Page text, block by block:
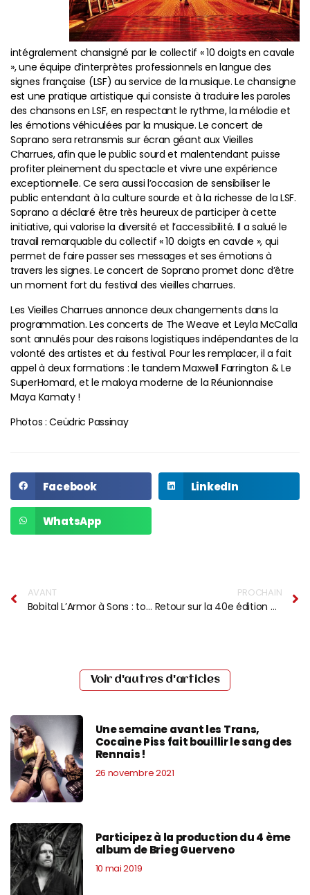
intégralement chansigné par le collectif « 10 doigts en cavale
», une équipe d’interprètes professionnels en langue des
signes française (LSF) au service de la musique. Le chansigne
est une pratique artistique qui consiste à traduire les paroles
des chansons en LSF, en respectant le rythme, la mélodie et
les émotions véhiculées par la musique. Le concert de
Soprano sera retransmis sur écran géant aux Vieilles
Charrues, afin que le public sourd et malentendant puisse
profiter pleinement du spectacle et vivre une expérience
exceptionnelle. Ce sera aussi l’occasion de sensibiliser le
public entendant à la culture sourde et à la richesse de la LSF.
Soprano a déclaré être très heureux de participer à cette
initiative, qui valorise la diversité et l’accessibilité. Il a salué le
travail remarquable du collectif « 10 doigts en cavale », qui
permet de faire passer ses messages et ses émotions à
travers les signes. Le concert de Soprano promet donc d’être
un moment fort du festival des vieilles charrues.
Les Vieilles Charrues annonce deux changements dans la
programmation. Les concerts de The Weave et Leyla McCalla
sont annulés pour des raisons logistiques indépendantes de la
volonté des artistes et du festival. Pour les remplacer, il a fait
appel à deux formations : le tandem Maxwell Farrington & Le
SuperHomard, et le maloya moderne de la Réunionnaise
Maya Kamaty !
Photos : Ceüdric Passinay
Facebook LinkedIn
WhatsApp
AVANT
Bobital L’Armor à Sons : tout ce qu’il faut savoir sur la 13ème édition
PROCHAIN
Retour sur la 40e édition du festival Art Rock
Voir d'autres d'articles
Une semaine avant les Trans,
Cocaine Piss fait bouillir le sang des
Rennais !
26 novembre 2021
Participez à la production du 4 ème
album de Brieg Guerveno
10 mai 2019